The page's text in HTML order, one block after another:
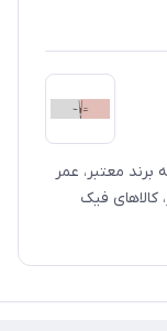
برند معتبر، عمر
کالاهای فیک